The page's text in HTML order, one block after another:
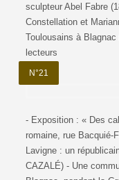
sculpteur Abel Fabre
Constellation et
Toulousains à
lecteurs
N°21
- Exposition : « Des
romaine, rue Bacquié-
Lavigne : un
CAZALÉ) - Une